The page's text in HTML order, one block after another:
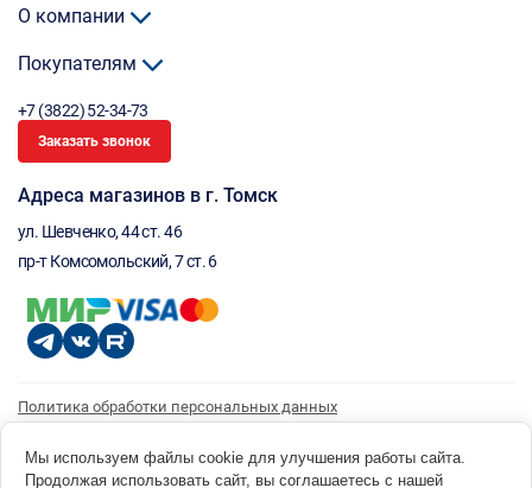
О компании
Покупателям
+7 (3822) 52-34-73
Заказать звонок
Адреса магазинов в г. Томск
ул. Шевченко, 44 ст. 46
пр-т Комсомольский, 7 ст. 6
Политика обработки персональных данных
Согласие на получение рассылки
Мы используем файлы cookie для улучшения работы сайта.
Продолжая использовать сайт, вы соглашаетесь с нашей